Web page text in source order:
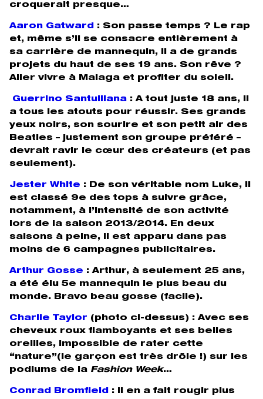
croquerait presque…
Aaron Gatward
: Son passe temps ? Le rap
et, même s’il se consacre entièrement à
sa carrière de mannequin, il a de grands
projets du haut de ses 19 ans. Son rêve ?
Aller vivre à Malaga et profiter du soleil.
Guerrino Santulliana : A tout juste 18 ans, il
a tous les atouts pour réussir. Ses grands
yeux noirs, son sourire et son petit air des
Beatles – justement son groupe préféré –
devrait ravir le cœur des créateurs (et pas
seulement).
Jester White : De son véritable nom Luke, il
est classé 9e des tops à suivre grâce,
notamment, à l’intensité de son activité
lors de la saison 2013/2014. En deux
saisons à peine, il est apparu dans pas
moins de 6 campagnes publicitaires.
Arthur Gosse : Arthur, à seulement 25 ans,
a été élu 5e mannequin le plus beau du
monde. Bravo beau gosse (facile).
Charlie Taylor (photo ci-dessus) : Avec ses
cheveux roux flamboyants et ses belles
oreilles, impossible de rater cette
“nature”(le garçon est très drôle !) sur les
podiums de la Fashion Week…
Conrad Bromfield :
Il en a fait rougir plus